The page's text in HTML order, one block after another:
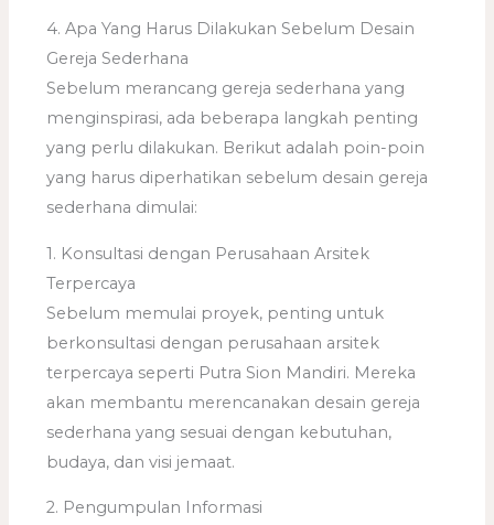
4. Apa Yang Harus Dilakukan Sebelum Desain
Gereja Sederhana
Sebelum merancang gereja sederhana yang
menginspirasi, ada beberapa langkah penting
yang perlu dilakukan. Berikut adalah poin-poin
yang harus diperhatikan sebelum desain gereja
sederhana dimulai:
1. Konsultasi dengan Perusahaan Arsitek
Terpercaya
Sebelum memulai proyek, penting untuk
berkonsultasi dengan perusahaan arsitek
terpercaya seperti Putra Sion Mandiri. Mereka
akan membantu merencanakan desain gereja
sederhana yang sesuai dengan kebutuhan,
budaya, dan visi jemaat.
2. Pengumpulan Informasi